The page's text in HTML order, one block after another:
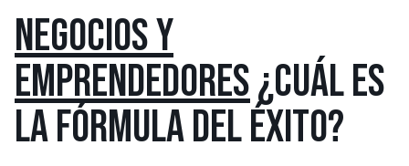
NEGOCIOS Y
EMPRENDEDORES ¿CUÁL ES
LA FÓRMULA DEL ÉXITO?